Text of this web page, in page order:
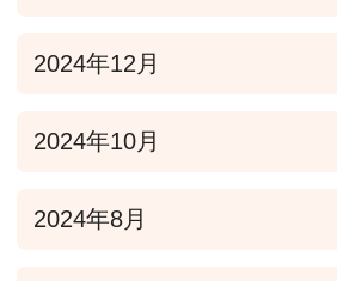
2024年12月
2024年10月
2024年8月